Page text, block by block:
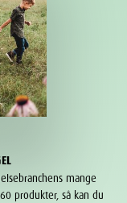
mange
produkter, så kan du